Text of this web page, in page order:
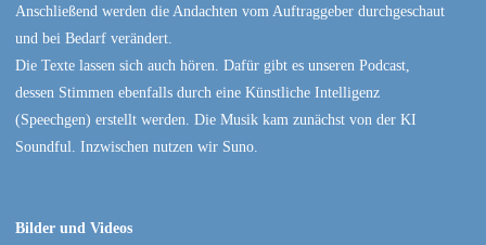
Anschließend werden die Andachten vom Auftraggeber durchgeschaut
und bei Bedarf verändert.
Die Texte lassen sich auch hören. Dafür gibt es unseren Podcast,
dessen Stimmen ebenfalls durch eine Künstliche Intelligenz
(Speechgen) erstellt werden. Die Musik kam zunächst von der KI
Soundful. Inzwischen nutzen wir Suno.
Bilder und Videos